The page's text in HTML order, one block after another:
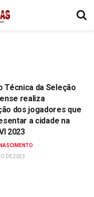
Técnica da Seleção
realiza
dos jogadores que
a cidade na
2023
DE 2023